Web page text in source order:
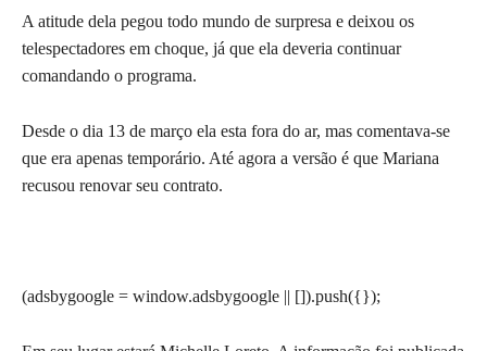
A atitude dela pegou todo mundo de surpresa e deixou os
telespectadores em choque, já que ela deveria continuar
comandando o programa.
Desde o dia 13 de março ela esta fora do ar, mas comentava-se
que era apenas temporário. Até agora a versão é que Mariana
recusou renovar seu contrato.
(adsbygoogle = window.adsbygoogle || []).push({});